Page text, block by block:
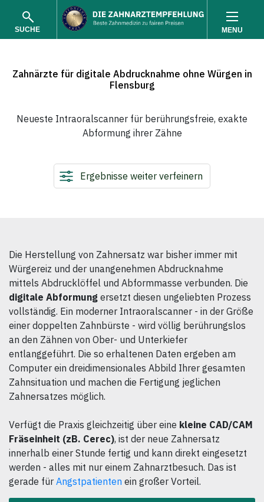
SUCHE MENU
Zahnärzte für digitale Abdrucknahme ohne Würgen in
Flensburg
Neueste Intraoralscanner für berührungsfreie, exakte
Abformung ihrer Zähne
Ergebnisse weiter verfeinern
Die Herstellung von Zahnersatz war bisher immer mit
Würgereiz und der unangenehmen Abdrucknahme
mittels Abdrucklöffel und Abformmasse verbunden. Die
digitale Abformung ersetzt diesen ungeliebten Prozess
vollständig. Ein moderner Intraoralscanner - in der Größe
einer doppelten Zahnbürste - wird völlig berührungslos
an den Zähnen von Ober- und Unterkiefer
entlanggeführt. Die so erhaltenen Daten ergeben am
Computer ein dreidimensionales Abbild Ihrer gesamten
Zahnsituation und machen die Fertigung jeglichen
Zahnersatzes möglich.
Verfügt die Praxis gleichzeitig über eine kleine CAD/CAM
Fräseinheit (zB. Cerec), ist der neue Zahnersatz
innerhalb einer Stunde fertig und kann direkt eingesetzt
werden - alles mit nur einem Zahnarztbesuch. Das ist
gerade für Angstpatienten ein großer Vorteil.